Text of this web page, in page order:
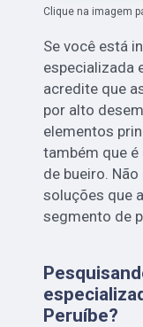
Clique na imagem
Se você está
especializada
acredite que
por alto
elementos
também que
de bueiro.
soluções que
segmento de
Peruíbe?